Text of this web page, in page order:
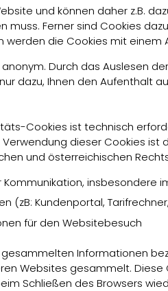
und können daher z.B.
Ferner sind Cookies
die Cookies mit
Durch das Auslesen
dazu, Ihnen den Aufenthalt
Cookies ist technisch
dieser Cookies
und österreichischen
insbesondere
(zB: Kundenportal,
für den Websitebesuch
Informationen
Websites gesammelt.
Schließen des Browsers